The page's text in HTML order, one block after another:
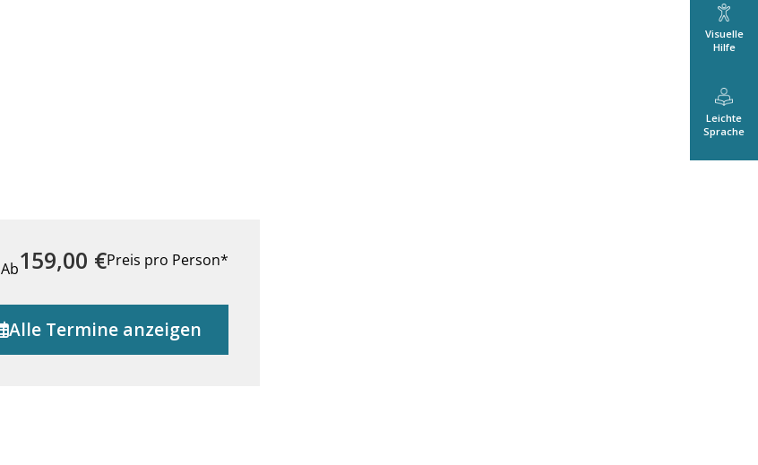
Visuelle
Hilfe
Leichte
Sprache
Ab159,00 €Preis pro Person*
Alle Termine anzeigen